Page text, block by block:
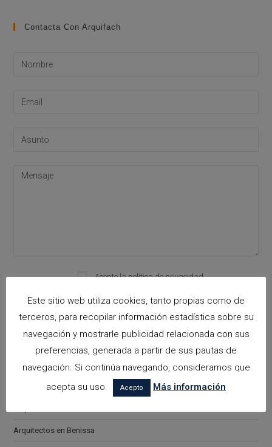
Contacta Con Arquifach
Please leave this field empty.
Acepto lapolítica de privacidad
Categorías
arquitectora espacios biofilicos
Arquitectos en Alicante
Arquitectos en Benissa
Este sitio web utiliza cookies, tanto propias como de
terceros, para recopilar información estadística sobre su
navegación y mostrarle publicidad relacionada con sus
preferencias, generada a partir de sus pautas de
navegación. Si continúa navegando, consideramos que
acepta su uso.
Acepto Más información